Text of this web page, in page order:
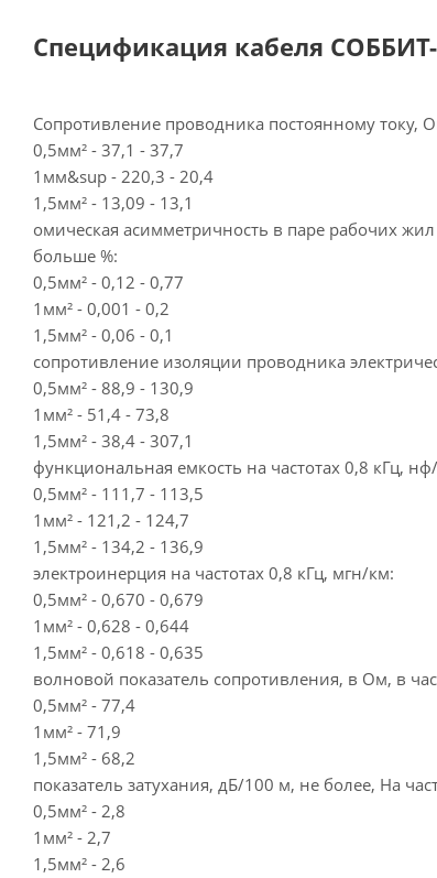
Спецификация кабеля СОББИТ-
Сопротивление проводника постоянному току,
0,5мм² - 37,1 - 37,7
1мм&sup - 220,3 - 20,4
1,5мм² - 13,09 - 13,1
омическая асимметричность в паре рабочих
больше %:
0,5мм² - 0,12 - 0,77
1мм² - 0,001 - 0,2
1,5мм² - 0,06 - 0,1
сопротивление изоляции проводника
0,5мм² - 88,9 - 130,9
1мм² - 51,4 - 73,8
1,5мм² - 38,4 - 307,1
функциональная емкость на частотах 0,8 кГц,
0,5мм² - 111,7 - 113,5
1мм² - 121,2 - 124,7
1,5мм² - 134,2 - 136,9
электроинерция на частотах 0,8 кГц, мгн/км:
0,5мм² - 0,670 - 0,679
1мм² - 0,628 - 0,644
1,5мм² - 0,618 - 0,635
волновой показатель сопротивления, в Ом, в
0,5мм² - 77,4
1мм² - 71,9
1,5мм² - 68,2
показатель затухания, дБ/100 м, не более, На
0,5мм² - 2,8
1мм² - 2,7
1,5мм² - 2,6